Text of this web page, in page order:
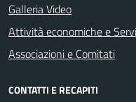
Galleria Video
Attività economiche e
Associazioni e Comitati
CONTATTI E RECAPITI